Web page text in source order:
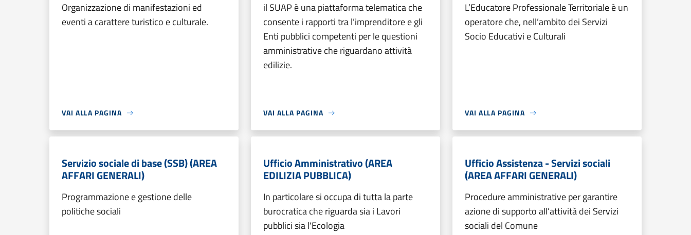
Organizzazione di manifestazioni ed
eventi a carattere turistico e culturale.
VAI ALLA PAGINA
il SUAP è una piattaforma telematica che
consente i rapporti tra l’imprenditore e gli
Enti pubblici competenti per le questioni
amministrative che riguardano attività
edilizie.
VAI ALLA PAGINA
L’Educatore Professionale Territoriale è un
operatore che, nell’ambito dei Servizi
Socio Educativi e Culturali
VAI ALLA PAGINA
Servizio sociale di base (SSB) (AREA
AFFARI GENERALI)
Programmazione e gestione delle
politiche sociali
Ufficio Amministrativo (AREA
EDILIZIA PUBBLICA)
In particolare si occupa di tutta la parte
burocratica che riguarda sia i Lavori
pubblici sia l'Ecologia
Ufficio Assistenza - Servizi sociali
(AREA AFFARI GENERALI)
Procedure amministrative per garantire
azione di supporto all’attività dei Servizi
sociali del Comune